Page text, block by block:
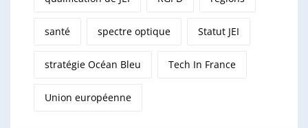
santé spectre optique Statut JEI
stratégie Océan Bleu Tech In France
Union européenne